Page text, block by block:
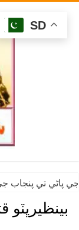
پاڻي تي پنجاب
SD